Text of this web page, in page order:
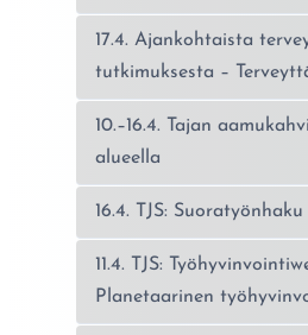
17.4. Ajankohtaista
tutkimuksesta –
10.–16.4. Tajan
alueella
16.4. TJS: Suoratyönhaku
11.4. TJS:
Planetaarinen